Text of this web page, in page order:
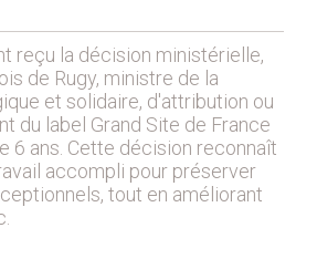
reçu la décision ministérielle,
de Rugy, ministre de la
et solidaire, d'attribution ou
du label Grand Site de France
6 ans. Cette décision reconnaît
accompli pour préserver
tout en améliorant